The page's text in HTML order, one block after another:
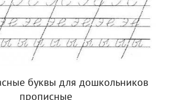
буквы для дошкольников